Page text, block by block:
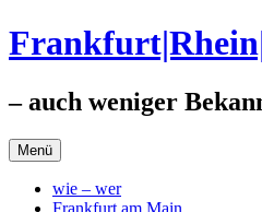
Zum
Inhalt
– auch weniger
Menü
wie – wer
Frankfurt am Main